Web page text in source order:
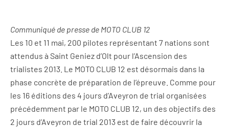
Communiqué de presse de MOTO CLUB 12
Les 10 et 11 mai, 200 pilotes représentant 7 nations sont
attendus à Saint Geniez d’Olt pour l’Ascension des
trialistes 2013. Le MOTO CLUB 12 est désormais dans la
phase concrète de préparation de l’épreuve. Comme pour
les 16 éditions des 4 jours d’Aveyron de trial organisées
précédemment par le MOTO CLUB 12, un des objectifs des
2 jours d’Aveyron de trial 2013 est de faire découvrir la